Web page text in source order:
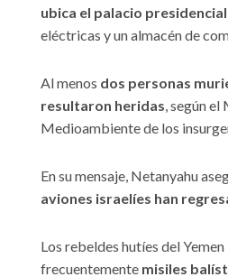
ubica el palacio presidencial
eléctricas y un almacén de
Al menos dos personas
resultaron heridas , según
Medioambiente de los
En su mensaje, Netanyahu
aviones israelíes han
Los rebeldes hutíes del Yemen
frecuentemente misiles